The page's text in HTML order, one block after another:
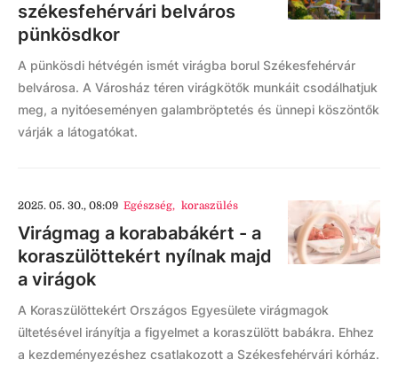
székesfehérvári belváros
pünkösdkor
A pünkösdi hétvégén ismét virágba borul Székesfehérvár
belvárosa. A Városház téren virágkötők munkáit csodálhatjuk
meg, a nyitóeseményen galambröptetés és ünnepi köszöntők
várják a látogatókat.
2025. 05. 30., 08:09 Egészség, koraszülés
Virágmag a korababákért - a
koraszülöttekért nyílnak majd
a virágok
A Koraszülöttekért Országos Egyesülete virágmagok
ültetésével irányítja a figyelmet a koraszülött babákra. Ehhez
a kezdeményezéshez csatlakozott a Székesfehérvári kórház.